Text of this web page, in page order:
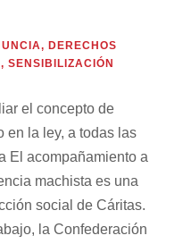
, DERECHOS
, SENSIBILIZACIÓN
el concepto de
en la ley, a todas las
El acompañamiento a
machista es una
social de Cáritas.
la Confederación